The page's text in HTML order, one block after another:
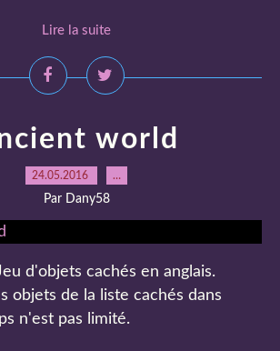
Lire la suite
world
24.05.2016 …
Par Dany58
d'objets cachés en anglais.
objets de la liste cachés dans
n'est pas limité.